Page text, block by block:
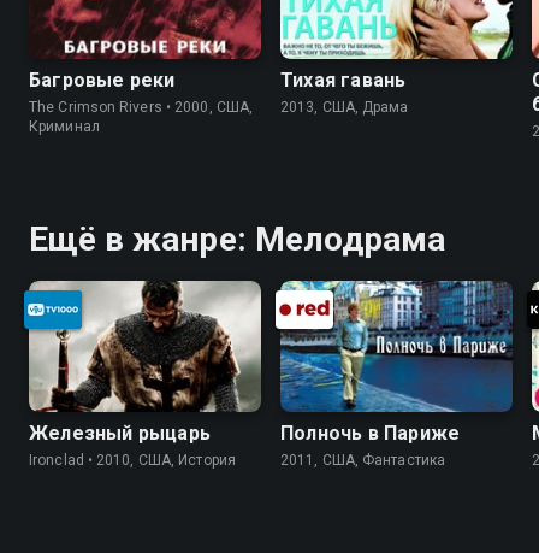
Багровые реки
The Crimson Rivers • 2000, США,
Криминал
Тихая гавань
2013, США, Драма
Ещё в жанре: Мелодрама
Железный рыцарь
Ironclad • 2010, США, История
Полночь в Париже
2011, США, Фантастика